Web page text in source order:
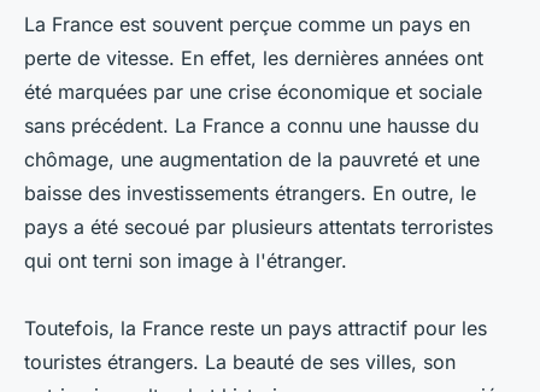
La France est souvent perçue comme un pays en
perte de vitesse. En effet, les dernières années ont
été marquées par une crise économique et sociale
sans précédent. La France a connu une hausse du
chômage, une augmentation de la pauvreté et une
baisse des investissements étrangers. En outre, le
pays a été secoué par plusieurs attentats terroristes
qui ont terni son image à l'étranger.
Toutefois, la France reste un pays attractif pour les
touristes étrangers. La beauté de ses villes, son